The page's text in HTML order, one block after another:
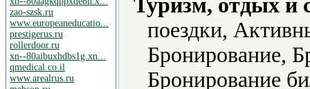
zao-szsk.ru
www.europeaneducatio...
prestigerus.ru
rollerdoor.ru
xn--80aibuxhdbs1g.xn...
qmedical.co.il
www.arealrus.ru
Туризм, отдых и
поездки,
Бронирование,
Бронирование